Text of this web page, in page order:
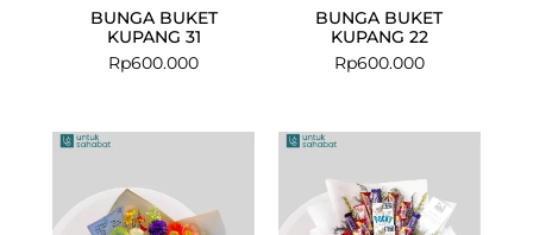
BUNGA BUKET
KUPANG 31
Rp600.000
BUNGA BUKET
KUPANG 22
Rp600.000